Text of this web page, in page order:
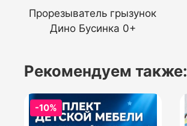
Прорезыватель грызунок
Дино Бусинка 0+
Рекомендуем также:
-10%